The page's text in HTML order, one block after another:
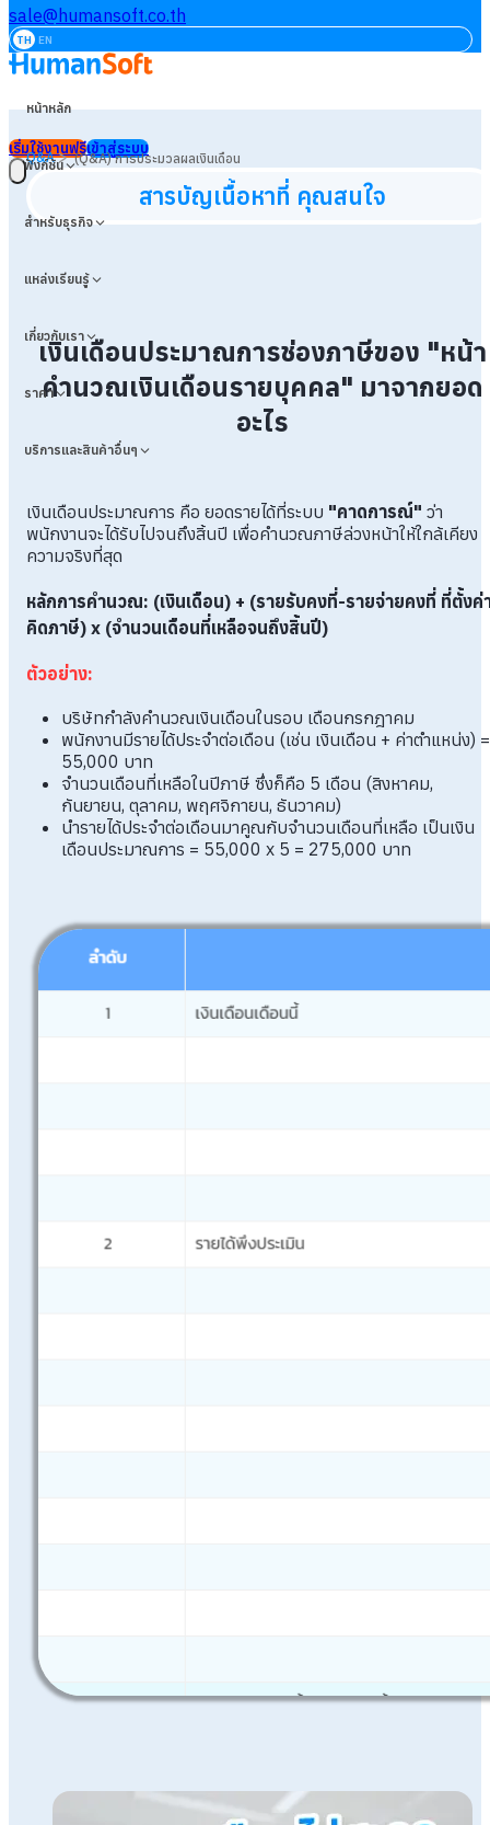
sale@humansoft.co.th
TH EN
หน้าหลัก
ฟังก์ชัน
สำหรับธุรกิจ
แหล่งเรียนรู้
เกี่ยวกับเรา
ราคา
บริการและสินค้าอื่นๆ
เริ่มใช้งานฟรีเข้าสู่ระบบ
Q&A>(Q&A) การประมวลผลเงินเดือน
สารบัญเนื้อหาที่ คุณสนใจ
เงินเดือนประมาณการช่องภาษีของ "หน้า
คำนวณเงินเดือนรายบุคคล" มาจากยอด
อะไร
เงินเดือนประมาณการ คือ ยอดรายได้ที่ระบบ "คาดการณ์" ว่า
พนักงานจะได้รับไปจนถึงสิ้นปี เพื่อคำนวณภาษีล่วงหน้าให้ใกล้เคียง
ความจริงที่สุด
หลักการคำนวณ: (เงินเดือน) + (รายรับคงที่-รายจ่ายคงที่ ที่ตั้งค่
คิดภาษี) x (จำนวนเดือนที่เหลือจนถึงสิ้นปี)
ตัวอย่าง:
บริษัทกำลังคำนวณเงินเดือนในรอบ เดือนกรกฎาคม
พนักงานมีรายได้ประจำต่อเดือน (เช่น เงินเดือน + ค่าตำแหน่ง) =
55,000 บาท
จำนวนเดือนที่เหลือในปีภาษี ซึ่งก็คือ 5 เดือน (สิงหาคม,
กันยายน, ตุลาคม, พฤศจิกายน, ธันวาคม)
นำรายได้ประจำต่อเดือนมาคูณกับจำนวนเดือนที่เหลือ เป็นเงิน
เดือนประมาณการ = 55,000 x 5 = 275,000 บาท